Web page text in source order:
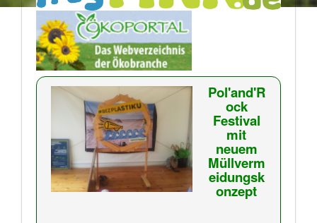
Pol'and'R
ock
Festival
mit
neuem
Müllverm
eidungsk
onzept